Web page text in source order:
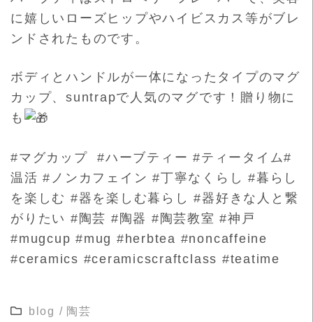
に嬉しいローズヒップやハイビスカス等がブレ
ンドされたものです。
ボディとハンドルが一体になったタイプのマグ
カップ、suntrapで人気のマグです！贈り物に
も
#マグカップ #ハーブティー #ティータイム#
温活 #ノンカフェイン #丁寧なくらし #暮らし
を楽しむ #器を楽しむ暮らし #器好きな人と繋
がりたい #陶芸 #陶器 #陶芸教室 #神戸
#mugcup #mug #herbtea #noncaffeine
#ceramics #ceramicscraftclass #teatime
blog / 陶芸